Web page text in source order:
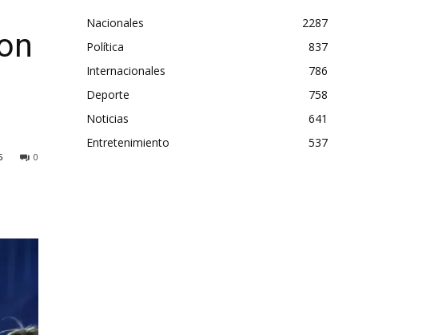
0
Nacionales
2287
Política
837
Internacionales
786
Deporte
758
Noticias
641
Entretenimiento
537